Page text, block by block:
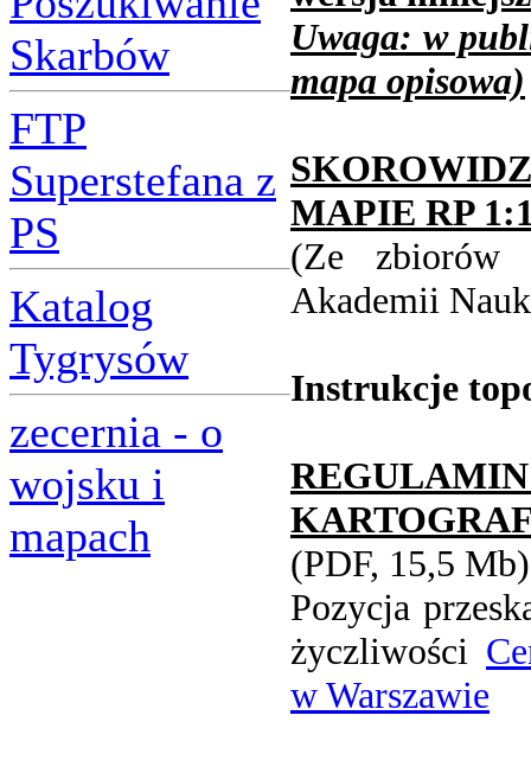
Skarbów
FTP
Superstefana z
PS
Katalog
Tygrysów
zecernia - o
wojsku i
mapach
Uwaga: w
mapa opisowa)
MAPIE RP
(Ze zbiorów
Akademii
Instrukcje
(PDF, 15,5 Mb)
Pozycja
życzliwości
w Warszawie